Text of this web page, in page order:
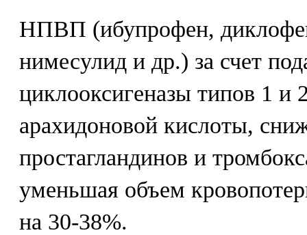
НПВП (ибупрофен,
нимесулид и др.) за счет
циклооксигеназы типов 1 и
арахидоновой кислоты,
простагландинов и
уменьшая объем
на 30-38%.